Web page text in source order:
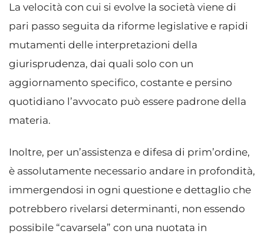
La velocità con cui si evolve la società viene di
pari passo seguita da riforme legislative e rapidi
mutamenti delle interpretazioni della
giurisprudenza, dai quali solo con un
aggiornamento specifico, costante e persino
quotidiano l’avvocato può essere padrone della
materia.
Inoltre, per un’assistenza e difesa di prim’ordine,
è assolutamente necessario andare in profondità,
immergendosi in ogni questione e dettaglio che
potrebbero rivelarsi determinanti, non essendo
possibile “cavarsela” con una nuotata in